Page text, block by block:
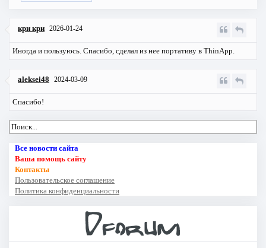
кри кри 2026-01-24
Иногда и пользуюсь. Спасибо, сделал из нее портативу в ThinApp.
aleksei48 2024-03-09
Спасибо!
Все новости сайта
Ваша помощь сайту
Контакты
Пользовательское соглашение
Политика конфиденциальности